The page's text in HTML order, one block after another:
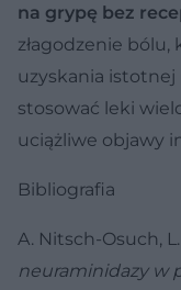
na grypę bez
złagodzenie bólu,
uzyskania istotnej
stosować leki
uciążliwe objawy
Bibliografia
A. Nitsch-Osuch,
neuraminidazy w